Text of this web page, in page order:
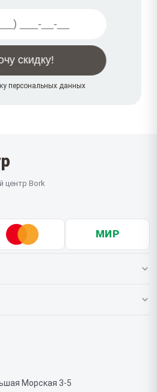
персональных данных
центр Bork
МИР
Морская 3-5